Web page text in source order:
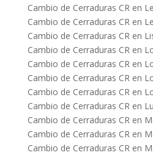
Cambio de Cerraduras CR en
Cambio de Cerraduras CR en
Cambio de Cerraduras CR en
Cambio de Cerraduras CR en
Cambio de Cerraduras CR en
Cambio de Cerraduras CR en
Cambio de Cerraduras CR en
Cambio de Cerraduras CR en
Cambio de Cerraduras CR en
Cambio de Cerraduras CR en
Cambio de Cerraduras CR en